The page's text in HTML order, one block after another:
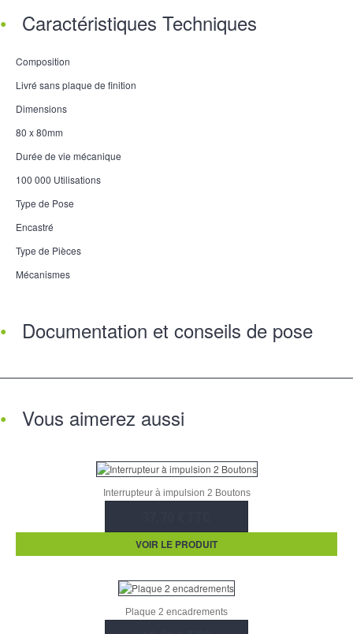
Caractéristiques Techniques
Composition
Livré sans plaque de finition
Dimensions
80 x 80mm
Durée de vie mécanique
100 000 Utilisations
Type de Pose
Encastré
Type de Pièces
Mécanismes
Documentation et conseils de pose
Vous aimerez aussi
Interrupteur à impulsion 2 Boutons
VOIR LE PRODUIT
Plaque 2 encadrements